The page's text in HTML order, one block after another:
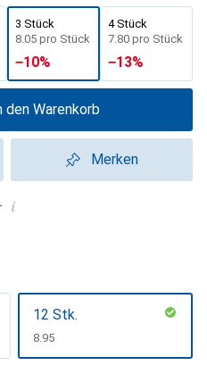
3 Stück
CHF
8.05 pro Stück
−10%
4 Stück
CHF
7.80 pro Stück
−13%
den Warenkorb
Merken
i
12 Stk.
CHF
8.95